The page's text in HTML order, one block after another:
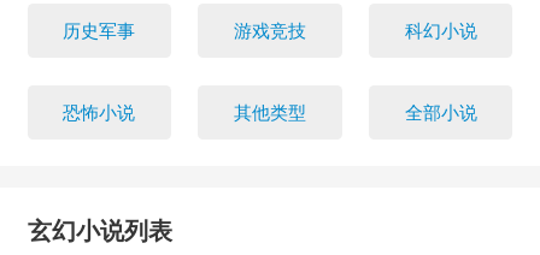
历史军事 游戏竞技 科幻小说
恐怖小说 其他类型 全部小说
玄幻小说列表